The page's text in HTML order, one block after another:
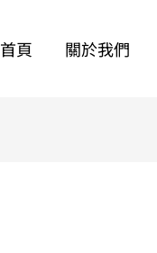
首頁 關於我們